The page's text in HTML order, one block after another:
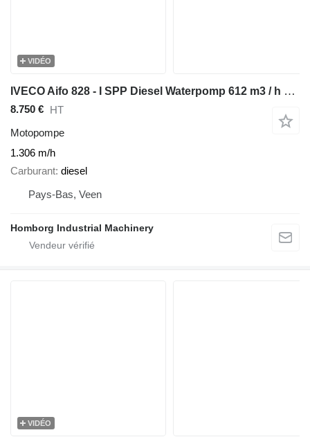
VIDÉO
IVECO Aifo 828 - I SPP Diesel Waterpomp 612 m3 / h 14 Bar Waterpump
8.750 € HT
Motopompe
1.306 m/h
Carburant diesel
Pays-Bas, Veen
Homborg Industrial Machinery
VIDÉO